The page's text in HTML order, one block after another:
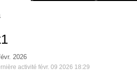
2026
activité févr. 09 2026 18:29